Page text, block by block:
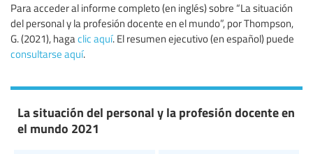
Para acceder al informe completo (en inglés) sobre “La situación
del personal y la profesión docente en el mundo”, por Thompson,
G. (2021), hagaclic aquí. El resumen ejecutivo (en español) puede
consultarse aquí.
La situación del personal y la profesión docente en
el mundo 2021